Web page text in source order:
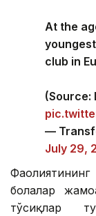
At the
club in
(Source:
—
July 29,
болалар
тўсиқлар